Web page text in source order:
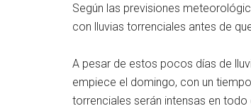
Según las previsiones
con lluvias torrenciales antes de
A pesar de estos pocos días de
empiece el domingo, con un
torrenciales serán intensas en